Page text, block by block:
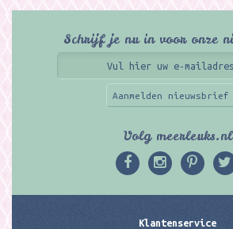
Schrijf je nu in voor onze
Aanmelden nieuwsbrief
Volg meerleuks.nl
Klantenservice